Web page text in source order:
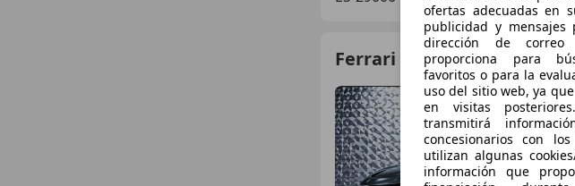
Ferrari SF90 Stradale
ofertas adecuadas en
publicidad y mensajes
dirección de
proporciona para
favoritos o para la
uso del sitio web, ya
en visitas
transmitirá
concesionarios con
utilizan algunas
información que